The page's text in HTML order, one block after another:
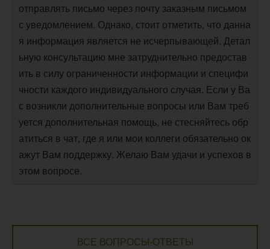
отправлять письмо через почту заказным письмом
с уведомлением. Однако, стоит отметить, что данна
я информация является не исчерпывающей. Детал
ьную консультацию мне затруднительно предостав
ить в силу ограниченности информации и специфи
чности каждого индивидуального случая. Если у Ва
с возникли дополнительные вопросы или Вам треб
уется дополнительная помощь, не стесняйтесь обр
атиться в чат, где я или мои коллеги обязательно ок
ажут Вам поддержку. Желаю Вам удачи и успехов в
этом вопросе.
ВСЕ ВОПРОСЫ-ОТВЕТЫ